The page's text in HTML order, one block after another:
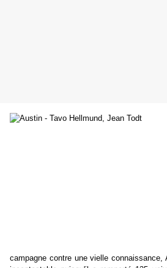
campagne contre une vielle